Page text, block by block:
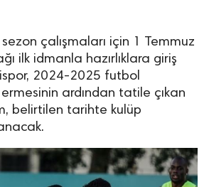
çalışmaları için 1 Temmuz
ilk idmanla hazırlıklara giriş
2024-2025 futbol
ardından tatile çıkan
belirtilen tarihte kulüp